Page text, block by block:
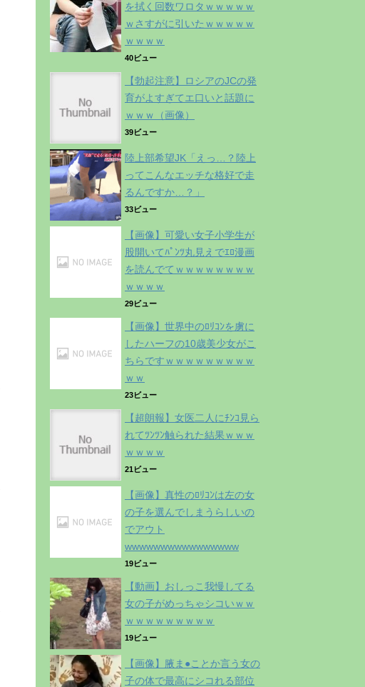
を拭く回数ワロタｗｗｗｗｗ
ｗさすがに引いたｗｗｗｗｗ
ｗｗｗｗ
40ビュー
【勃起注意】ロシアのJCの発
育がよすぎてエ口いと話題に
ｗｗｗ（画像）
39ビュー
陸上部希望JK「えっ…？陸上
ってこんなエッチな格好で走
るんですか…？」
33ビュー
【画像】可愛い女子小学生が
股開いてﾊﾟﾝﾂ丸見えでｴﾛ漫画
を読んでてｗｗｗｗｗｗｗｗ
ｗｗｗｗ
29ビュー
【画像】世界中のﾛﾘｺﾝを虜に
したハーフの10歳美少女がこ
ちらですｗｗｗｗｗｗｗｗｗ
ｗｗ
23ビュー
【超朗報】女医二人にﾁﾝｺ見ら
れてﾂﾝﾂﾝ触られた結果ｗｗｗ
ｗｗｗｗ
21ビュー
【画像】真性のﾛﾘｺﾝは左の女
の子を選んでしまうらしいの
でアウト
wwwwwwwwwwwwwwww
19ビュー
【動画】おしっこ我慢してる
女の子がめっちゃシコいｗｗ
ｗｗｗｗｗｗｗｗｗ
19ビュー
【画像】腋ま●ことか言う女の
子の体で最高にシコれる部位